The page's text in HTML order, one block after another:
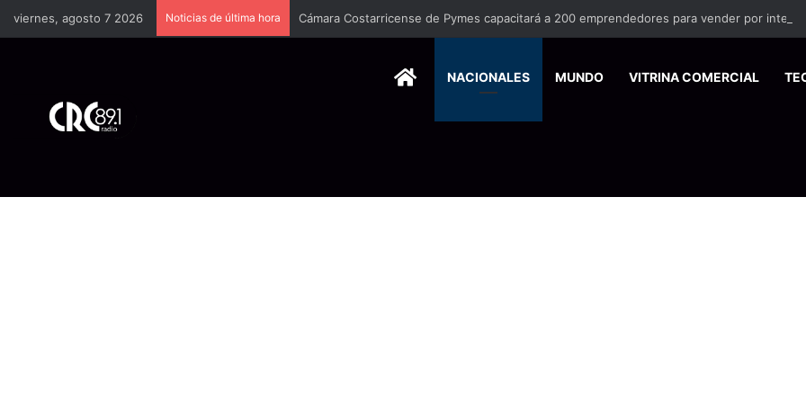
viernes, agosto 7 2026 Noticias de última hora Cámara Costarricense de Pymes capacitará a 200 emprendedores para vender por internet
HOMENACIONALES MUNDO VITRINA COMERCIAL